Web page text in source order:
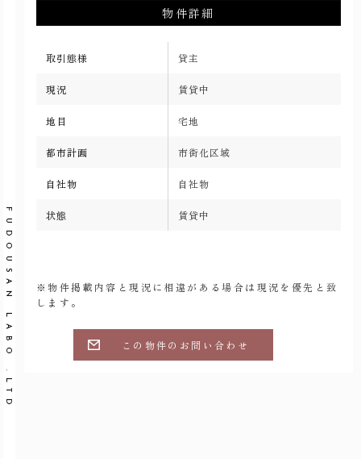
FUDOUSAN LABO .LTD
物件詳細
取引態様 貸主
現況 賃貸中
地目 宅地
都市計画 市街化区域
自社物 自社物
状態 賃貸中
※物件掲載内容と現況に相違がある場合は現況を優先と致
します。
この物件のお問い合わせ